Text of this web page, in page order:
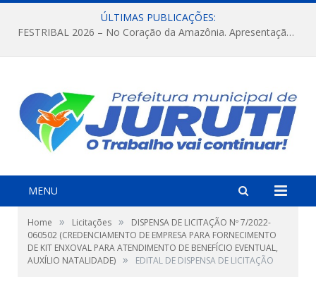
ÚLTIMAS PUBLICAÇÕES:
FESTRIBAL 2026 – No Coração da Amazônia. Apresentação da Munduruku.
MENU
Home » Licitações »
DISPENSA DE LICITAÇÃO Nº 7/2022-
060502 (CREDENCIAMENTO DE EMPRESA PARA FORNECIMENTO
DE KIT ENXOVAL PARA ATENDIMENTO DE BENEFÍCIO EVENTUAL,
AUXÍLIO NATALIDADE) » EDITAL DE DISPENSA DE LICITAÇÃO